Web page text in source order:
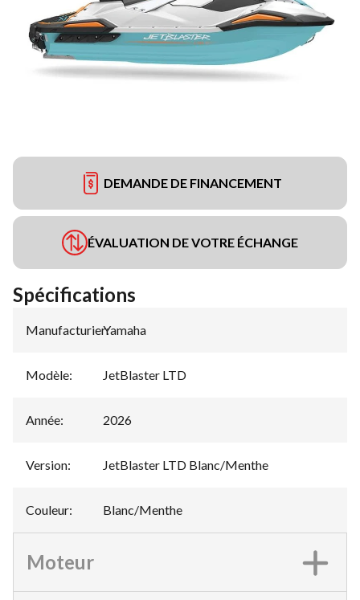
DEMANDE DE FINANCEMENT
ÉVALUATION DE VOTRE ÉCHANGE
Spécifications
Manufacturier:
Yamaha
Modèle: JetBlaster LTD
Année: 2026
Version: JetBlaster LTD Blanc/Menthe
Couleur: Blanc/Menthe
Moteur